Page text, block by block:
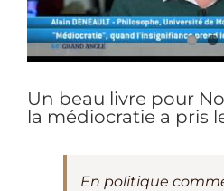
Un beau livre pour
la médiocratie a pris
En politique